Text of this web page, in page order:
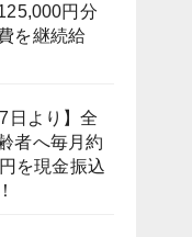
円分
を継続給
日より】全
者へ毎月約
を現金振込